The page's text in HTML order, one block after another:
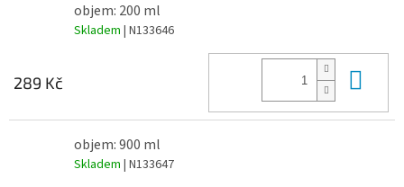
objem: 200 ml
Skladem | N133646
289 Kč
objem: 900 ml
Skladem | N133647